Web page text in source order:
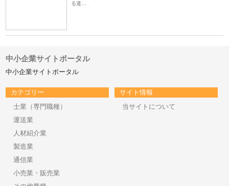
る道…
中小企業サイトポータル
中小企業サイトポータル
カテゴリー
士業（専門職種）
運送業
人材紹介業
製造業
通信業
小売業・販売業
サイト情報
当サイトについて